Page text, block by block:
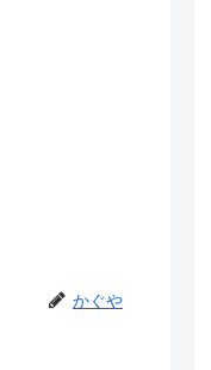
かぐや